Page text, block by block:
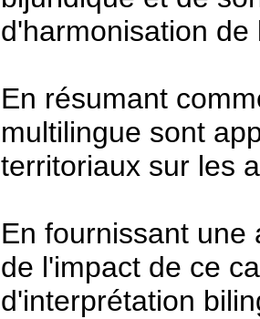
d'harmonisation
En résumant
multilingue sont
territoriaux sur les
En fournissant une
de l'impact de ce
d'interprétation